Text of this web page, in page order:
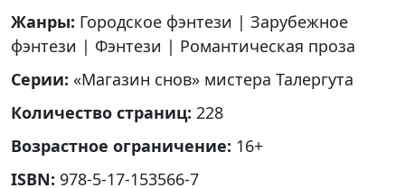
Жанры: Городское фэнтези | Зарубежное
фэнтези | Фэнтези | Романтическая проза
Серии: «Магазин снов» мистера Талергута
Количество страниц: 228
Возрастное ограничение: 16+
ISBN: 978-5-17-153566-7